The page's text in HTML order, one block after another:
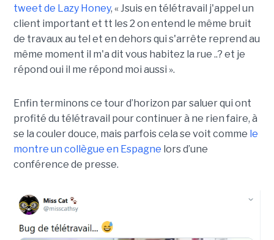
tweet de Lazy Honey, « Jsuis en télétravail j'appel un
client important et tt les 2 on entend le même bruit
de travaux au tel et en dehors qui s'arrête reprend au
même moment il m'a dit vous habitez la rue ..? et je
répond oui il me répond moi aussi ».
Enfin terminons ce tour d’horizon par saluer qui ont
profité du télétravail pour continuer à ne rien faire, à
se la couler douce, mais parfois cela se voit comme le
montre un collègue en Espagne lors d’une
conférence de presse.